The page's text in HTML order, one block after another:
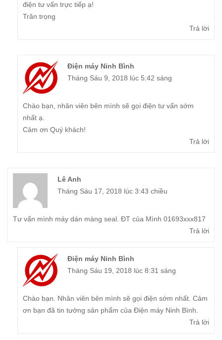
điện tư vấn trực tiếp ạ!
Trân trọng
Trả lời
Điện máy Ninh Bình
Tháng Sáu 9, 2018 lúc 5:42 sáng
Chào bạn, nhân viên bên mình sẽ gọi điện tư vấn sớm
nhất ạ.
Cảm ơn Quý khách!
Trả lời
Lê Anh
Tháng Sáu 17, 2018 lúc 3:43 chiều
Tư vấn mình máy dán màng seal. ĐT của Mình 01693xxx817
Trả lời
Điện máy Ninh Bình
Tháng Sáu 19, 2018 lúc 8:31 sáng
Chào bạn. Nhân viên bên mình sẽ gọi điện sớm nhất. Cảm
ơn bạn đã tin tưởng sản phẩm của Điện máy Ninh Bình.
Trả lời